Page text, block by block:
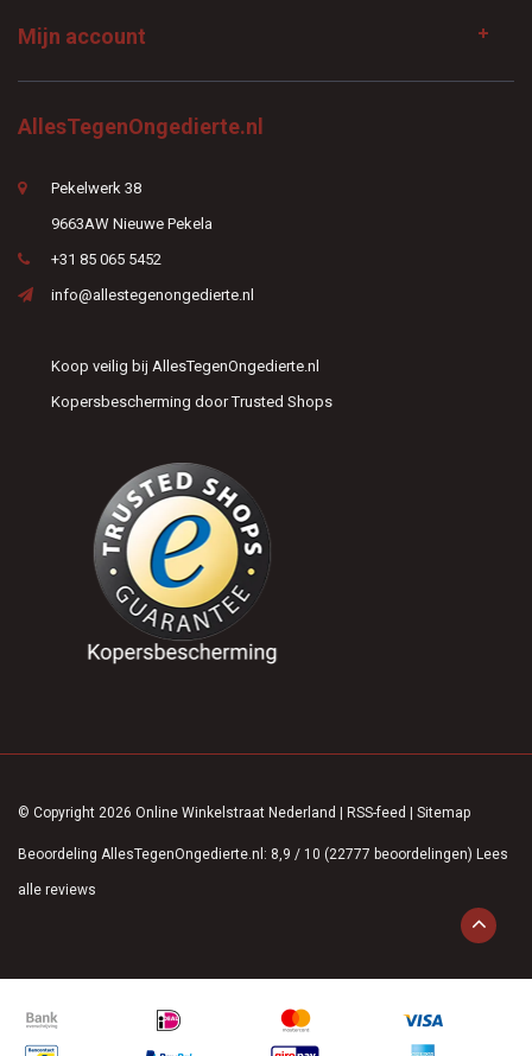
Mijn account
AllesTegenOngedierte.nl
Pekelwerk 38
9663AW Nieuwe Pekela
+31 85 065 5452
info@allestegenongedierte.nl
Koop veilig bij AllesTegenOngedierte.nl
Kopersbescherming door Trusted Shops
© Copyright 2026 Online Winkelstraat Nederland | RSS-feed | Sitemap
Beoordeling AllesTegenOngedierte.nl : 8,9 / 10 (22777 beoordelingen) Lees
alle reviews